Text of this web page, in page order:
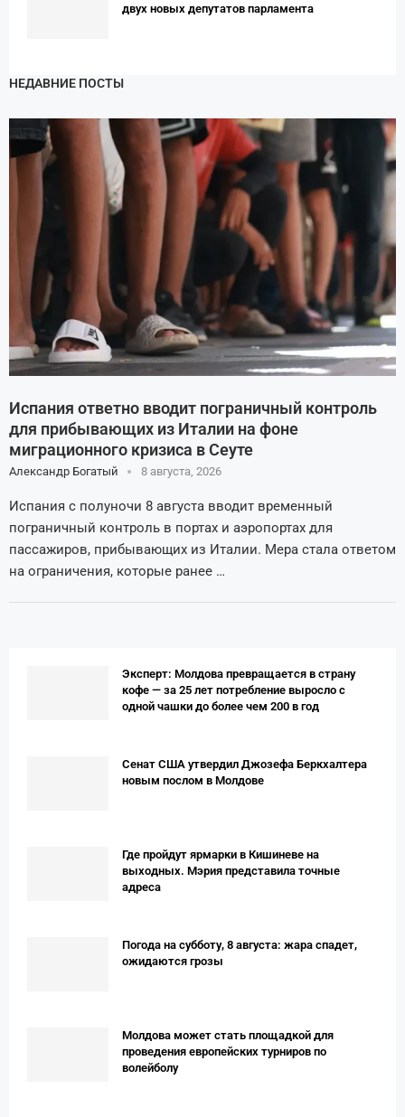
двух новых депутатов парламента
НЕДАВНИЕ ПОСТЫ
Испания ответно вводит пограничный контроль
для прибывающих из Италии на фоне
миграционного кризиса в Сеуте
Александр Богатый 8 августа, 2026
Испания с полуночи 8 августа вводит временный
пограничный контроль в портах и аэропортах для
пассажиров, прибывающих из Италии. Мера стала ответом
на ограничения, которые ранее …
Эксперт: Молдова превращается в страну
кофе — за 25 лет потребление выросло с
одной чашки до более чем 200 в год
Сенат США утвердил Джозефа Беркхалтера
новым послом в Молдове
Где пройдут ярмарки в Кишиневе на
выходных. Мэрия представила точные
адреса
Погода на субботу, 8 августа: жара спадет,
ожидаются грозы
Молдова может стать площадкой для
проведения европейских турниров по
волейболу